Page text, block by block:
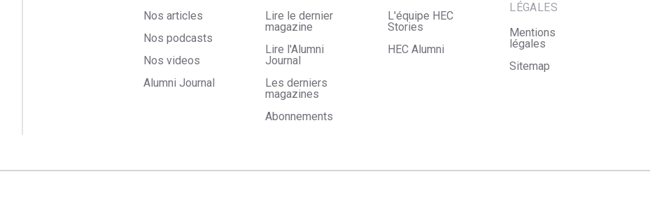
Nos articles
Nos podcasts
Nos videos
Alumni Journal
Lire le dernier
magazine
Lire l'Alumni
Journal
Les derniers
magazines
Abonnements
L'équipe HEC
Stories
HEC Alumni
LÉGALES
Mentions
légales
Sitemap